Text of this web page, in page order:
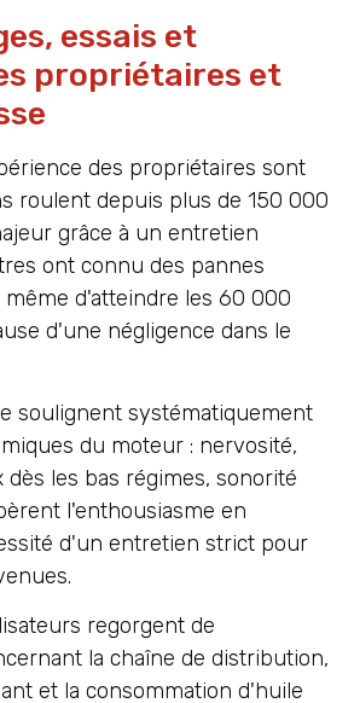
essais et
propriétaires et
des propriétaires sont
roulent depuis plus de 150 000
grâce à un entretien
ont connu des pannes
d'atteindre les 60 000
d'une négligence dans le
soulignent systématiquement
du moteur : nervosité,
les bas régimes, sonorité
l'enthousiasme en
d'un entretien strict pour
regorgent de
la chaîne de distribution,
et la consommation d'huile